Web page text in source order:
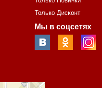
Только Дисконт
Мы в соцсетях